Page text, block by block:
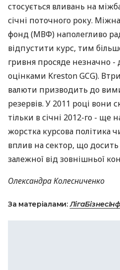
стосується вливань на
січні поточного року.
фонд (МВФ) наполегливо
відпустити курс, тим
гривня просяде незначно -
оцінками Kreston GCG).
валюти призводить до
резервів. У 2011 році вони
тільки в січні 2012-го - ще
жорстка курсова політика
вплив на сектор, що
залежної від зовнішньої
Олександра Колесниченко
За матеріалами: